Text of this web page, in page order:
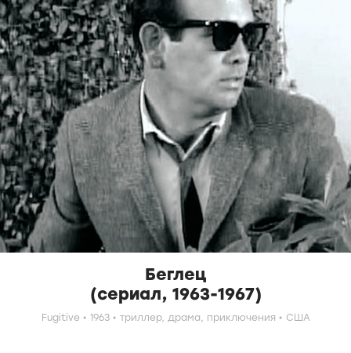
Беглец
(сериал, 1963-1967)
Fugitive 1963 триллер, драма, приключения США